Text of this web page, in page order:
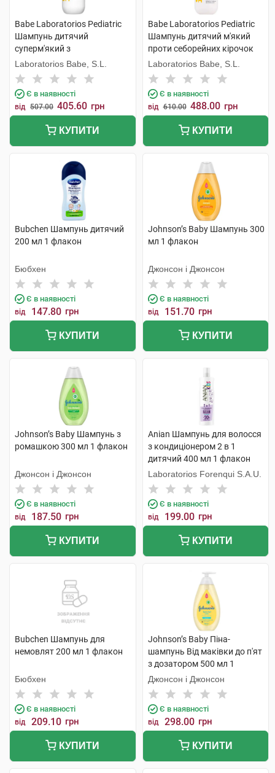
Babe Laboratorios Pediatric
Шампунь дитячий
суперм'який з
кондиціонером 200 мл 1
флакон
Laboratorios Babe, S.L.
Є в наявності
від 507.00 405.60 грн
КУПИТИ
Babe Laboratorios Pediatric
Шампунь дитячий м'який
проти себорейних кірочок
200 мл 1 флакон
Laboratorios Babe, S.L.
Є в наявності
від 610.00 488.00 грн
КУПИТИ
Bubchen Шампунь дитячий
200 мл 1 флакон
Бюбхен
Є в наявності
від 147.80 грн
КУПИТИ
Johnson’s Baby Шампунь 300
мл 1 флакон
Джонсон і Джонсон
Є в наявності
від 151.70 грн
КУПИТИ
Johnson’s Baby Шампунь з
ромашкою 300 мл 1 флакон
Джонсон і Джонсон
Є в наявності
від 187.50 грн
КУПИТИ
Anian Шампунь для волосся
з кондиціонером 2 в 1
дитячий 400 мл 1 флакон
Laboratorios Forenqui S.A.U.
Є в наявності
від 199.00 грн
КУПИТИ
Bubchen Шампунь для
немовлят 200 мл 1 флакон
Бюбхен
Є в наявності
від 209.10 грн
КУПИТИ
Johnson’s Baby Піна-
шампунь Від маківки до п'ят
з дозатором 500 мл 1
флакон
Джонсон і Джонсон
Є в наявності
від 298.00 грн
КУПИТИ